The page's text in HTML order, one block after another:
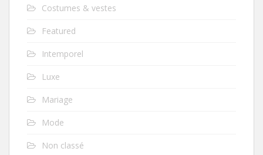
Costumes & vestes
Featured
Intemporel
Luxe
Mariage
Mode
Non classé